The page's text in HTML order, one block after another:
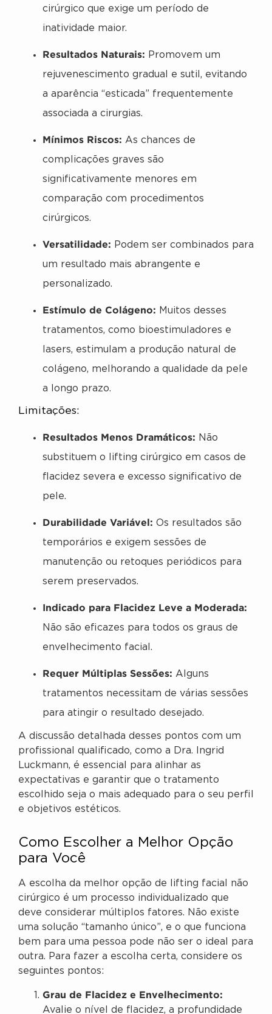
cirúrgico que exige um período de
inatividade maior.
Resultados Naturais: Promovem um
rejuvenescimento gradual e sutil, evitando
a aparência “esticada” frequentemente
associada a cirurgias.
Mínimos Riscos: As chances de
complicações graves são
significativamente menores em
comparação com procedimentos
cirúrgicos.
Versatilidade: Podem ser combinados para
um resultado mais abrangente e
personalizado.
Estímulo de Colágeno: Muitos desses
tratamentos, como bioestimuladores e
lasers, estimulam a produção natural de
colágeno, melhorando a qualidade da pele
a longo prazo.
Limitações:
Resultados Menos Dramáticos: Não
substituem o lifting cirúrgico em casos de
flacidez severa e excesso significativo de
pele.
Durabilidade Variável: Os resultados são
temporários e exigem sessões de
manutenção ou retoques periódicos para
serem preservados.
Indicado para Flacidez Leve a Moderada:
Não são eficazes para todos os graus de
envelhecimento facial.
Requer Múltiplas Sessões: Alguns
tratamentos necessitam de várias sessões
para atingir o resultado desejado.
A discussão detalhada desses pontos com um
profissional qualificado, como a Dra. Ingrid
Luckmann, é essencial para alinhar as
expectativas e garantir que o tratamento
escolhido seja o mais adequado para o seu perfil
e objetivos estéticos.
Como Escolher a Melhor Opção
para Você
A escolha da melhor opção de lifting facial não
cirúrgico é um processo individualizado que
deve considerar múltiplos fatores. Não existe
uma solução “tamanho único”, e o que funciona
bem para uma pessoa pode não ser o ideal para
outra. Para fazer a escolha certa, considere os
seguintes pontos:
Grau de Flacidez e Envelhecimento:
Avalie o nível de flacidez, a profundidade